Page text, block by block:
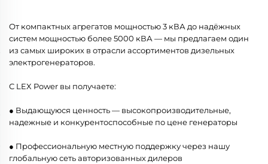
От компактных агрегатов мощностью 3 кВА до надёжных
систем мощностью более 5000 кВА — мы предлагаем один
из самых широких в отрасли ассортиментов дизельных
электрогенераторов.
С LEX Power вы получаете:
● Выдающуюся ценность — высокопроизводительные,
надежные и конкурентоспособные по цене генераторы
● Профессиональную местную поддержку через нашу
глобальную сеть авторизованных дилеров